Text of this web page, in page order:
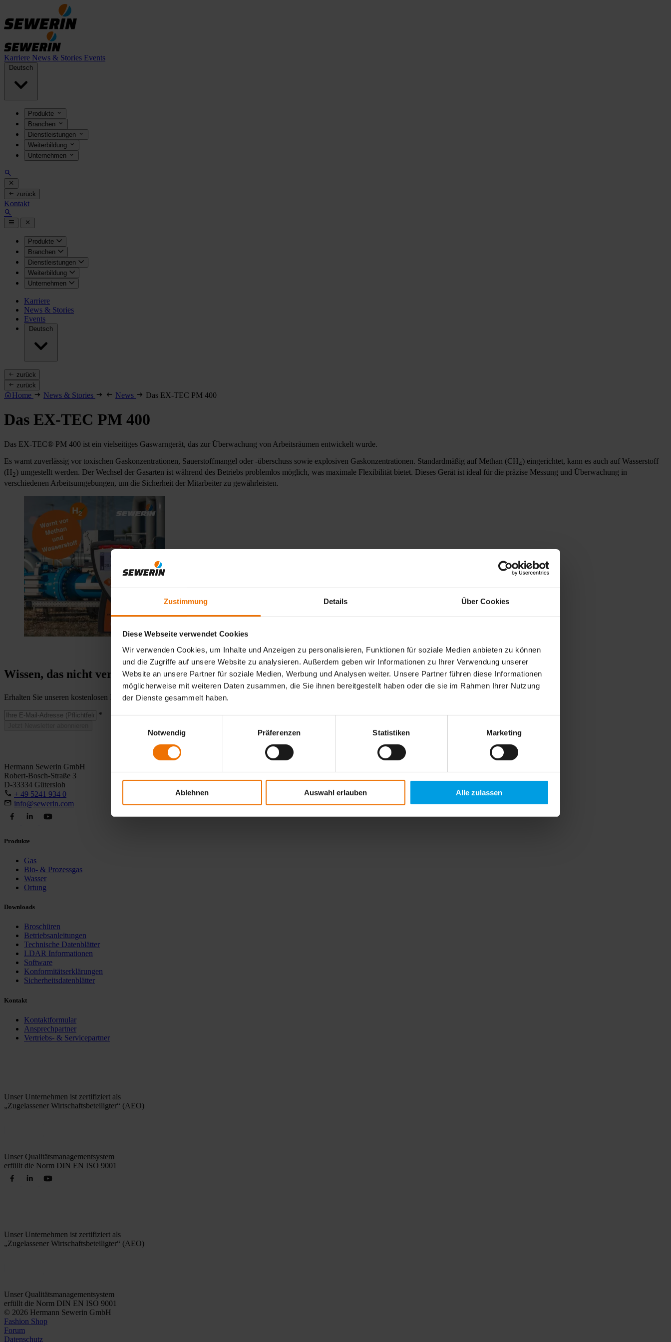
Zustimmung Details Über Cookies
Diese Webseite verwendet Cookies
Wir verwenden Cookies, um Inhalte und Anzeigen zu personalisieren, Funktionen für soziale Medien anbieten zu können
und die Zugriffe auf unsere Website zu analysieren. Außerdem geben wir Informationen zu Ihrer Verwendung unserer
Website an unsere Partner für soziale Medien, Werbung und Analysen weiter. Unsere Partner führen diese Informationen
möglicherweise mit weiteren Daten zusammen, die Sie ihnen bereitgestellt haben oder die sie im Rahmen Ihrer Nutzung
der Dienste gesammelt haben.
Notwendig
Präferenzen Statistiken Marketing
Ablehnen Auswahl erlauben Alle zulassen
Karriere News & Stories Events
Deutsch
Produkte
Branchen
Dienstleistungen
Weiterbildung
Unternehmen
zurück
Kontakt
Produkte
Branchen
Dienstleistungen
Weiterbildung
Unternehmen
Karriere
News & Stories
Events
Deutsch
zurück
zurück
Home News & Stories News Das EX-TEC PM 400
Das EX-TEC PM 400
Das EX-TEC® PM 400 ist ein vielseitiges Gaswarngerät, das zur Überwachung von Arbeitsräumen entwickelt wurde.
Es warnt zuverlässig vor toxischen Gaskonzentrationen, Sauerstoffmangel oder -überschuss sowie explosiven Gaskonzentrationen. Standardmäßig auf Methan (CH4) eingerichtet, kann es auch auf Wasserstoff
(H2) umgestellt werden. Der Wechsel der Gasarten ist während des Betriebs problemlos möglich, was maximale Flexibilität bietet. Dieses Gerät ist ideal für die präzise Messung und Überwachung in
verschiedenen Arbeitsumgebungen, um die Sicherheit der Mitarbeiter zu gewährleisten.
Wissen, das nicht versickert. Der Newsletter für nachhaltigen Erfolg.
Erhalten Sie unseren kostenlosen Newsletter mit Praxistipps, Neuigkeiten und exklusiven Fachartikeln.
*
Hermann Sewerin GmbH
Robert-Bosch-Straße 3
D-33334 Gütersloh
+ 49 5241 934 0
info@sewerin.com
Produkte
Gas
Bio- & Prozessgas
Wasser
Ortung
Downloads
Broschüren
Betriebsanleitungen
Technische Datenblätter
LDAR Informationen
Software
Konformitätserklärungen
Sicherheitsdatenblätter
Kontakt
Kontaktformular
Ansprechpartner
Vertriebs- & Servicepartner
Unser Unternehmen ist zertifiziert als
„Zugelassener Wirtschaftsbeteiligter“ (AEO)
Unser Qualitätsmanagementsystem
erfüllt die Norm DIN EN ISO 9001
Unser Unternehmen ist zertifiziert als
„Zugelassener Wirtschaftsbeteiligter“ (AEO)
Unser Qualitätsmanagementsystem
erfüllt die Norm DIN EN ISO 9001
© 2026 Hermann Sewerin GmbH
Fashion Shop
Forum
Datenschutz